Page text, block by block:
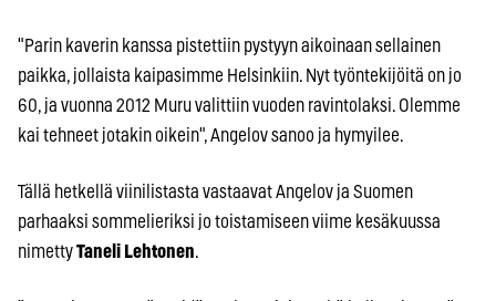
"Parin kaverin kanssa pistettiin pystyyn aikoinaan sellainen
paikka, jollaista kaipasimme Helsinkiin. Nyt työntekijöitä on jo
60, ja vuonna 2012 Muru valittiin vuoden ravintolaksi. Olemme
kai tehneet jotakin oikein", Angelov sanoo ja hymyilee.
Tällä hetkellä viinilistasta vastaavat Angelov ja Suomen
parhaaksi sommelieriksi jo toistamiseen viime kesäkuussa
nimettyTaneli Lehtonen.